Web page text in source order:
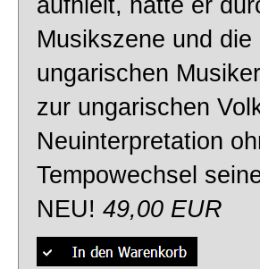
Ballettmusik
Moment Musical
Arie aus Mozarts Don
Reich mir die Hand
Kammermusik
Boccherini Minuet
Violinkonzert von
aufhielt, hatte er
Musikszene und
ungarischen
zur ungarischen
Neuinterpretation
Tempowechsel
NEU! 49,00 EUR